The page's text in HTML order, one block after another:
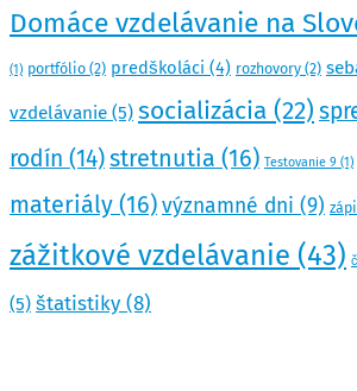
Domáce vzdelávanie na
(1) portfólio (2) predškoláci (4) rozhovory (2)
vzdelávanie (5) socializácia (22)
rodín (14)stretnutia (16) Testovanie 9 (1)
materiály (16)významné dni (9)
zážitkové vzdelávanie (43)
(5) štatistiky (8)